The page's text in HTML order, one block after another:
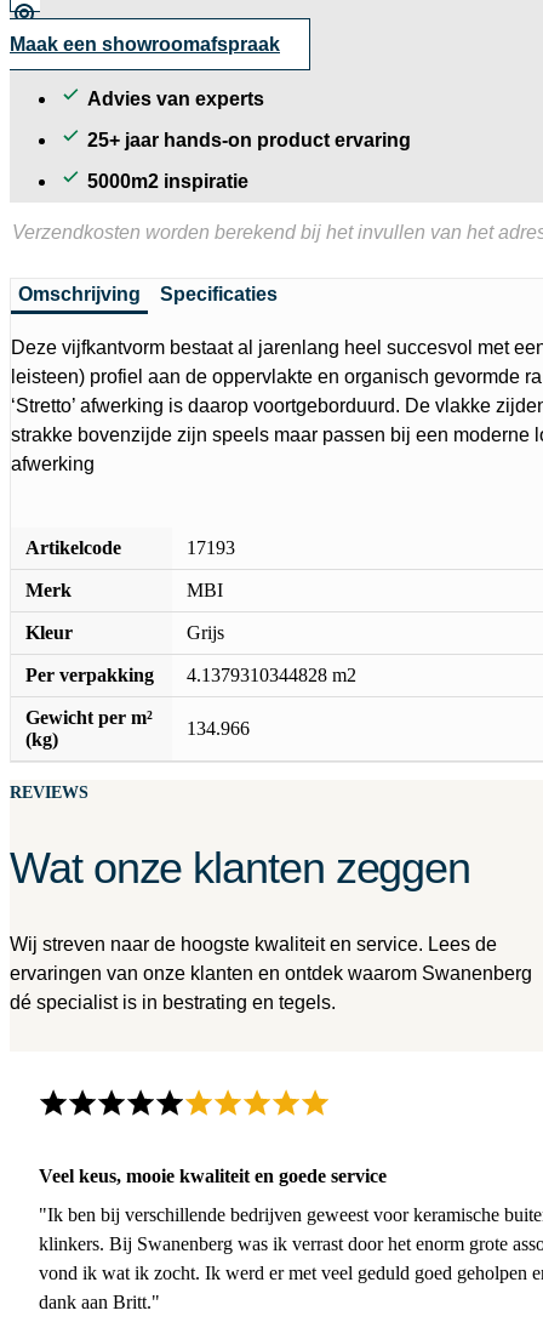
Maak een showroomafspraak
Advies van experts
25+ jaar hands-on product ervaring
5000m2 inspiratie
Verzendkosten worden berekend bij het invullen van het
Omschrijving Specificaties
Deze vijfkantvorm bestaat al jarenlang heel succesvol met
leisteen) profiel aan de oppervlakte en organisch gevormde
‘Stretto’ afwerking is daarop voortgeborduurd. De vlakke
strakke bovenzijde zijn speels maar passen bij een moderne
afwerking
Artikelcode 17193
Merk MBI
Kleur Grijs
Per verpakking 4.1379310344828 m2
Gewicht per m²
(kg)
134.966
REVIEWS
Wat onze klanten zeggen
Wij streven naar de hoogste kwaliteit en service. Lees de
ervaringen van onze klanten en ontdek waarom Swanenberg
dé specialist is in bestrating en tegels.
Veel keus, mooie kwaliteit en goede service
"Ik ben bij verschillende bedrijven geweest voor keramische
klinkers. Bij Swanenberg was ik verrast door het enorm grote
vond ik wat ik zocht. Ik werd er met veel geduld goed geholpen
dank aan Britt."